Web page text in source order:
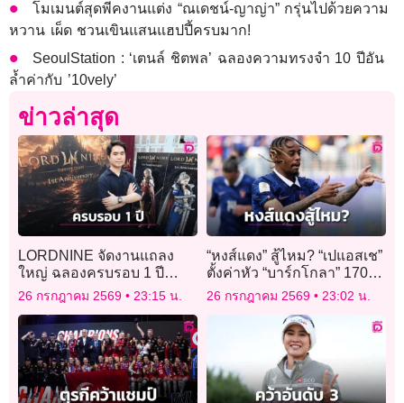
โมเมนต์สุดพีคงานแต่ง “ณเดชน์-ญาญ่า” กรุ่นไปด้วยความ
หวาน เผ็ด ชวนเขินแสนแฮปปี้ครบมาก!
SeoulStation : ‘เตนล์ ชิตพล’ ฉลองความทรงจำ 10 ปีอัน
ล้ำค่ากับ ’10vely’
ข่าวล่าสุด
LORDNINE จัดงานแถลง
ใหญ่ ฉลองครบรอบ 1 ปี
พร้อมเปิดตัวเซิร์ฟฯ ใหม่
“Helena”
26 กรกฎาคม 2569 23:15 น.
“หงส์แดง” สู้ไหม? “เปแอสเช”
ตั้งค่าหัว “บาร์กโกลา” 170
ล้านยูโร
26 กรกฎาคม 2569 23:02 น.